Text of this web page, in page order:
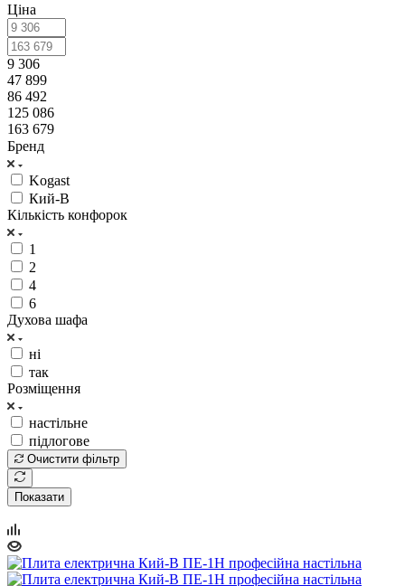
Ціна
9 306
47 899
86 492
125 086
163 679
Бренд
Kogast
Кий-В
Кількість конфорок
1
2
4
6
Духова шафа
ні
так
Розміщення
настільне
підлогове
Очистити фільтр
Показати